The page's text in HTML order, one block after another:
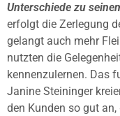
Unterschiede zu
erfolgt die Zerlegung
gelangt auch mehr
nutzten die
kennenzulernen. Das
Janine Steininger
den Kunden so gut